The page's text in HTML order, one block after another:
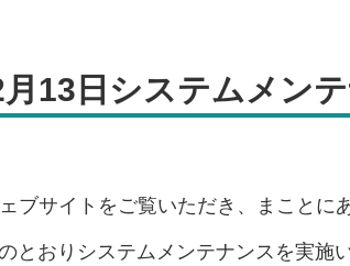
13日システムメン
ブサイトをご覧いただき、まことに
とおりシステムメンテナンスを実施